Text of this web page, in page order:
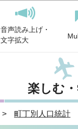
音声読み上げ・
文字拡大
楽しむ
町丁別人口統計